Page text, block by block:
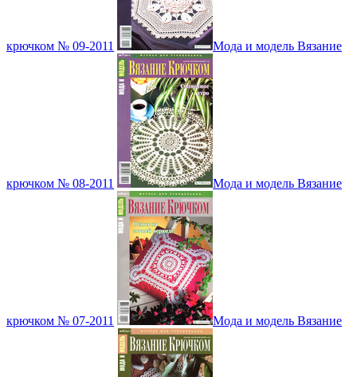
крючком № 09-2011 Мода и модель Вязание
крючком № 08-2011 Мода и модель Вязание
крючком № 07-2011 Мода и модель Вязание